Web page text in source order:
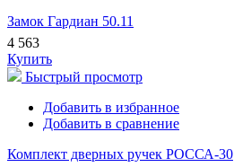
Замок Гардиан 50.11
4 563
Купить
Быстрый просмотр
Добавить в избранное
Добавить в сравнение
Комплект дверных ручек РОССА-30